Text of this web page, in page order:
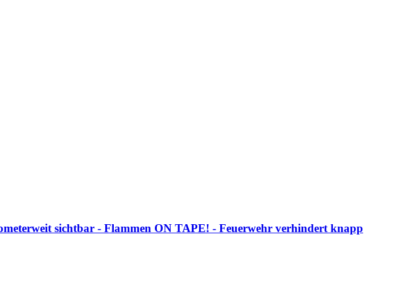
sichtbar - Flammen ON TAPE! - Feuerwehr verhindert knapp